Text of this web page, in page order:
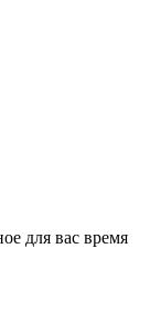
для вас время